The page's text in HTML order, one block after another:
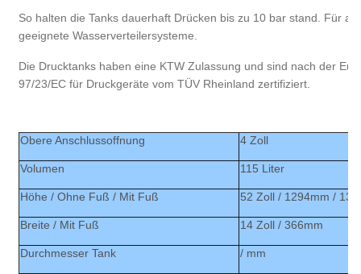
So halten die Tanks dauerhaft Drücken bis zu 10 bar stand. Für
geeignete Wasserverteilersysteme.
Die Drucktanks haben eine KTW Zulassung und sind nach der
97/23/EC für Druckgeräte vom TÜV Rheinland zertifiziert.
Obere Anschlussoffnung 4 Zoll
Volumen 115 Liter
Höhe / Ohne Fuß / Mit Fuß 52 Zoll / 1294mm /
Breite / Mit Fuß 14 Zoll / 366mm
Durchmesser Tank / mm